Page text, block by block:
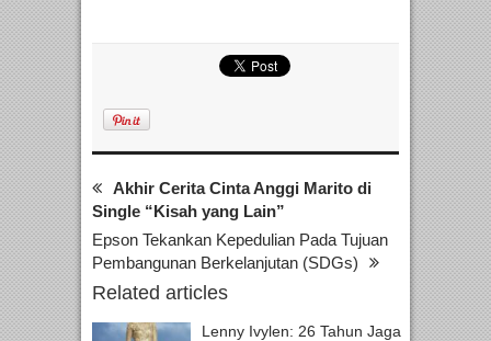
Akhir Cerita Cinta Anggi Marito di
Single “Kisah yang Lain”
Epson Tekankan Kepedulian Pada Tujuan
Pembangunan Berkelanjutan (SDGs)
Related articles
Lenny Ivylen: 26 Tahun Jaga